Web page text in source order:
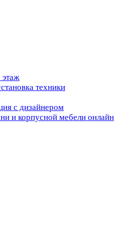
техники
с дизайнером
и корпусной мебели онлайн